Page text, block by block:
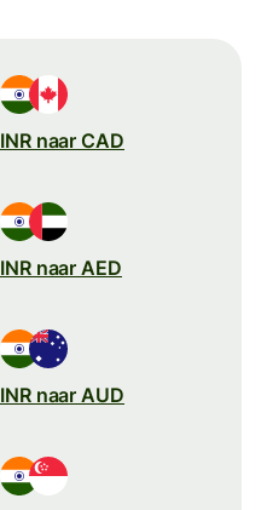
INR naar CAD
INR naar AED
INR naar AUD